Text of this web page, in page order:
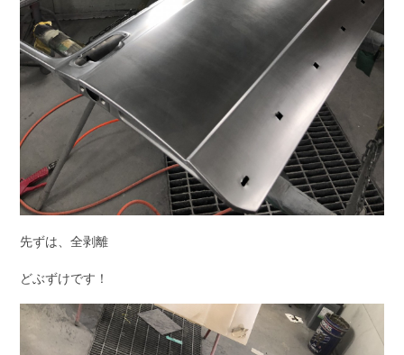
先ずは、全剥離
どぶずけです！